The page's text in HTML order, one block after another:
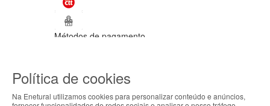
Métodos de pagamento
Todos os direitos reservados / Salvo
apresentadas são válidas até ao dia 10-
Política de cookies
Na Enetural utilizamos cookies para personalizar conteúdo e anúncios,